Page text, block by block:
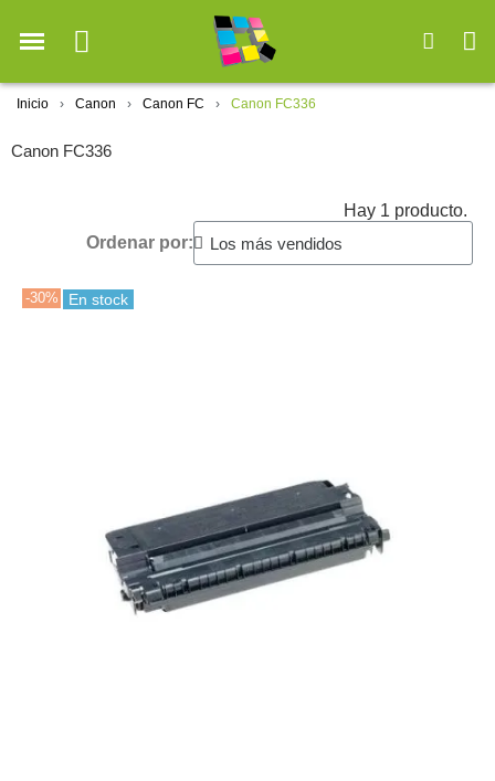
Inicio Canon Canon FC Canon FC336
Canon FC336
Hay 1 producto.
Ordenar por:
-30% En stock